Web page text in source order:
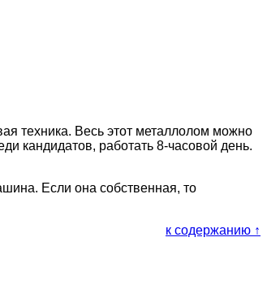
техника. Весь этот металлолом можно
кандидатов, работать 8-часовой день.
Если она собственная, то
к содержанию ↑